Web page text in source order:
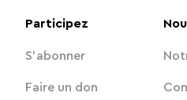
Participez
S'abonner
Faire un don